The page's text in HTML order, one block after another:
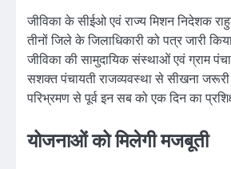
जीविका के सीईओ एवं राज्य मिशन निदेशक
तीनों जिले के जिलाधिकारी को पत्र जारी
जीविका की सामुदायिक संस्थाओं एवं ग्राम
सशक्त पंचायती राजव्यवस्था से सीखना
परिभ्रमण से पूर्व इन सब को एक दिन का
योजनाओं को मिलेगी मजबूती